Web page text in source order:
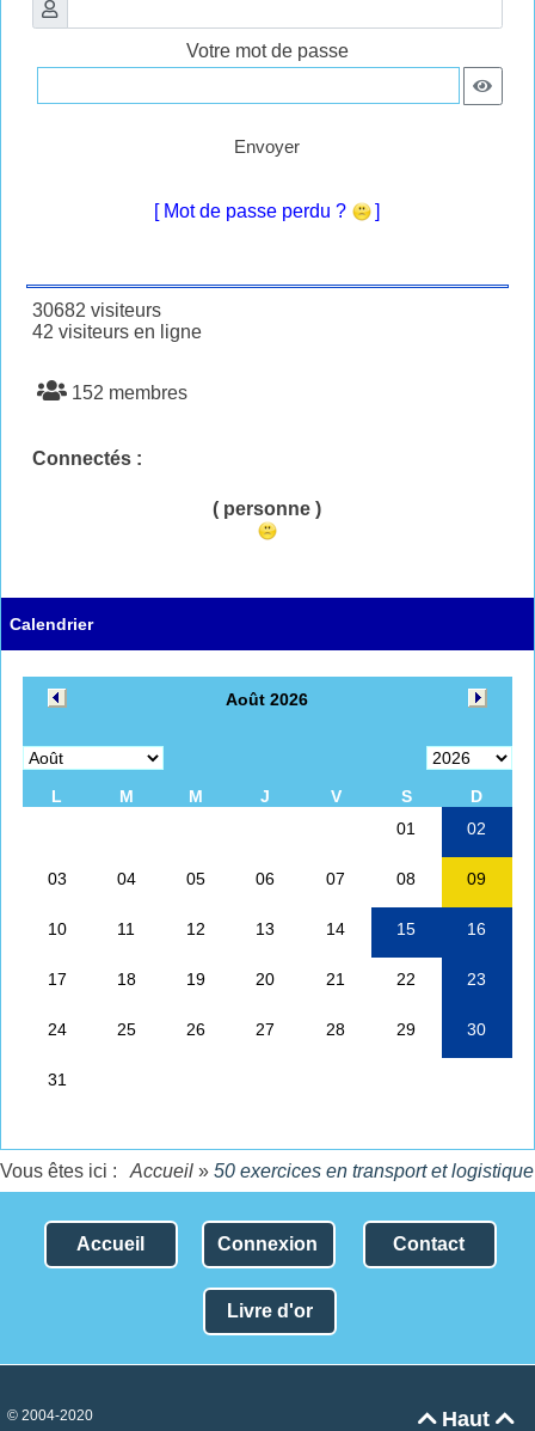
Votre mot de passe
Envoyer
[ Mot de passe perdu ? ]
30682 visiteurs
42 visiteurs en ligne
152 membres
Connectés :
( personne )
Calendrier
Vous êtes ici : Accueil » 50 exercices en transport et logistique
Accueil Connexion Contact
Livre d'or
Haut 
© 2004-2020